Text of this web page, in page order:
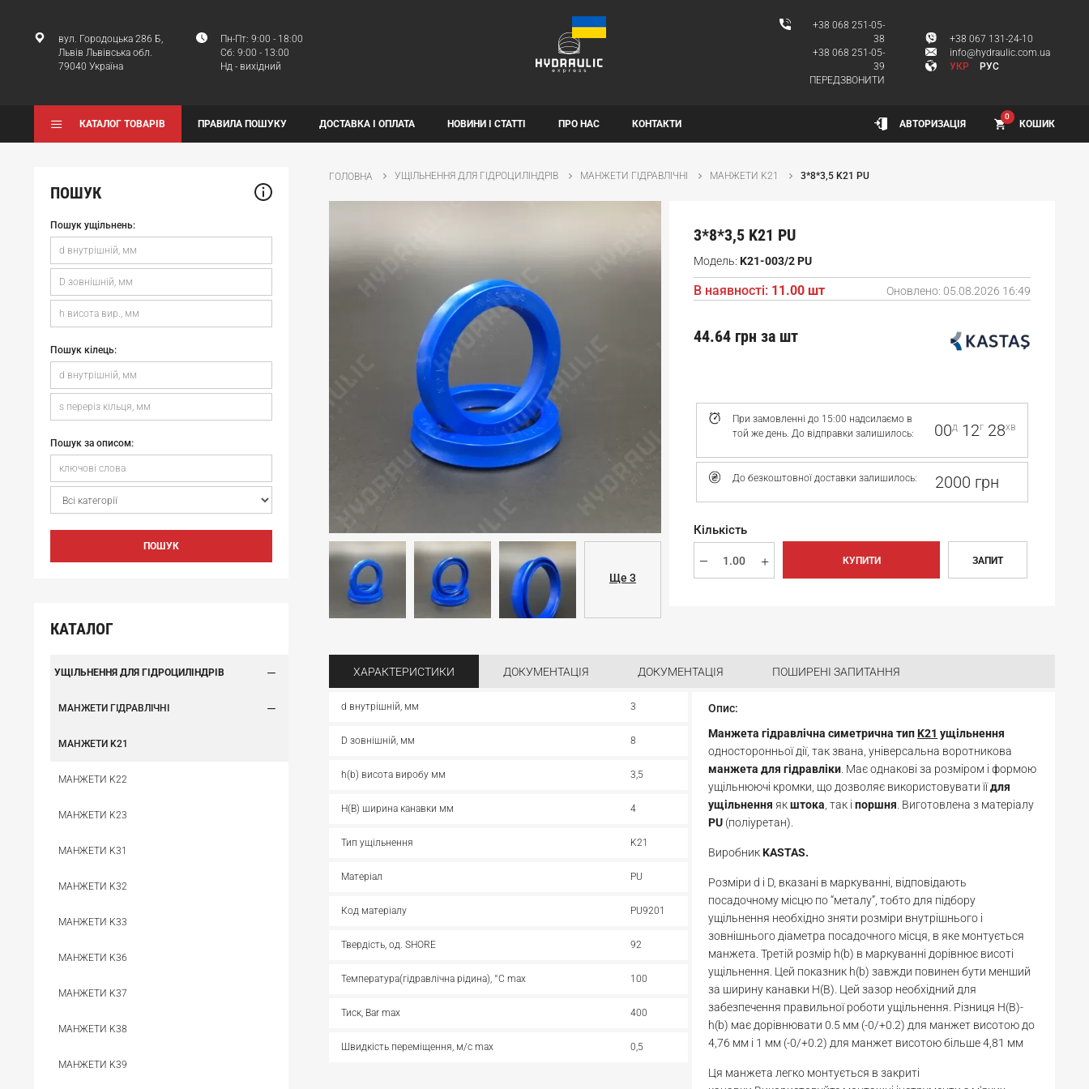
вул. Городоцька 286 Б,
Львів Львівська обл.
79040 Україна
Пн-Пт: 9:00 - 18:00
Сб: 9:00 - 13:00
Нд - вихідний
+38 068 251-05-
38
+38 068 251-05-
39
ПЕРЕДЗВОНИТИ
+38 067 131-24-10
info@hydraulic.com.ua
УКР
РУС
КАТАЛОГ ТОВАРІВ ПРАВИЛА ПОШУКУ ДОСТАВКА І ОПЛАТА НОВИНИ І СТАТТІ ПРО НАС КОНТАКТИ АВТОРИЗАЦІЯ КОШИК
0
ПОШУК
Пошук ущільнень:
Пошук кілець:
Пошук за описом:
ПОШУК
КАТАЛОГ
УЩІЛЬНЕННЯ ДЛЯ ГІДРОЦИЛІНДРІВ
МАНЖЕТИ ГІДРАВЛІЧНІ
МАНЖЕТИ K21
МАНЖЕТИ K22
МАНЖЕТИ K23
МАНЖЕТИ K31
МАНЖЕТИ K32
МАНЖЕТИ K33
МАНЖЕТИ K36
МАНЖЕТИ K37
МАНЖЕТИ K38
МАНЖЕТИ K39
ГОЛОВНА УЩІЛЬНЕННЯ ДЛЯ ГІДРОЦИЛІНДРІВ МАНЖЕТИ ГІДРАВЛІЧНІ МАНЖЕТИ K21 3*8*3,5 K21 PU
Ще 3
3*8*3,5 K21 PU
Модель: K21-003/2 PU
В наявності: 11.00 шт Оновлено: 05.08.2026 16:49
При замовленні до 15:00 надсилаємо в
той же день. До відправки залишилось:
00д 12г 28хв
До безкоштовної доставки залишилось: 2000 грн
44.64 грн за шт
Кількість
КУПИТИ ЗАПИТ
ХАРАКТЕРИСТИКИ ДОКУМЕНТАЦІЯ ДОКУМЕНТАЦІЯ ПОШИРЕНІ ЗАПИТАННЯ
d внутрішній, мм 3
D зовнішній, мм 8
h(b) висота виробу мм 3,5
H(B) ширина канавки мм 4
Тип ущільнення K21
Матеріал PU
Код матеріалу PU9201
Твердість, од. SHORE 92
Температура(гідравлічна рідина), °С max 100
Тиск, Bar max 400
Швидкість переміщення, м/с max 0,5
Опис:
Манжета гідравлічна симетрична типK21 ущільнення
односторонньої дії, так звана, універсальна воротникова
манжета для гідравліки . Має однакові за розміром і формою
ущільнюючі кромки, що дозволяє використовувати їїдля
ущільнення якштока , так і поршня . Виготовлена з матеріалу
PU (поліуретан).
ВиробникKASTAS.
Розміри d і D, вказані в маркуванні, відповідають
посадочному місцю по “металу”, тобто для підбору
ущільнення необхідно зняти розміри внутрішнього і
зовнішнього діаметра посадочного місця, в яке монтується
манжета. Третій розмір h(b) в маркуванні дорівнює висоті
ущільнення. Цей показник h(b) завжди повинен бути менший
за ширину канавки H(В). Цей зазор необхідний для
забезпечення правильної роботи ущільнення. Різниця H(B)-
h(b) має дорівнювати 0.5 мм (-0/+0.2) для манжет висотою до
4,76 мм і 1 мм (-0/+0.2) для манжет висотою більше 4,81 мм
Ця манжета легко монтується в закриті